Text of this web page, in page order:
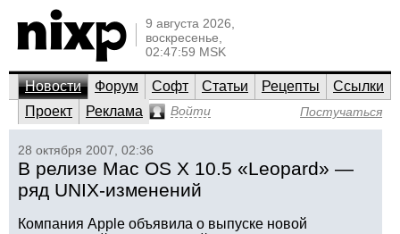
9 августа 2026,
воскресенье,
02:47:59 MSK
Новости Форум Софт Статьи Рецепты
Ссылки
Проект
Реклама Войти Постучаться
28 октября 2007, 02:36
В релизе Mac OS X 10.5 «Leopard» —
ряд UNIX-изменений
Компания Apple объявила о выпуске новой